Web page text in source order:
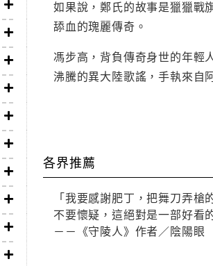
如果說，鄭氏的故事是獵獵戰
舔血的瑰麗傳奇。
馮步高，背負傳奇身世的年輕
沸騰的異大陸歌謠，手執來
各界推薦
「我要感謝肥丁，把舞刀弄
不要懷疑，這絕對是一部好看
－－《守陵人》作者／陰陽眼